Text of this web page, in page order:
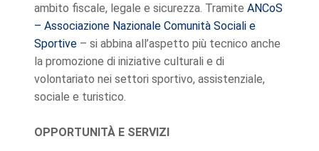
ambito fiscale, legale e sicurezza. Tramite ANCoS
– Associazione Nazionale Comunità Sociali e
Sportive– si abbina all’aspetto più tecnico anche
la promozione di iniziative culturali e di
volontariato nei settori sportivo, assistenziale,
sociale e turistico.
OPPORTUNITÀ E SERVIZI